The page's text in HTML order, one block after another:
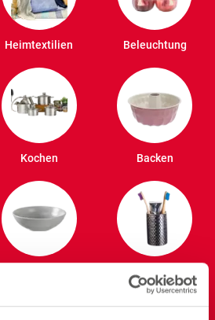
Heimtextilien Beleuchtung
Kochen Backen